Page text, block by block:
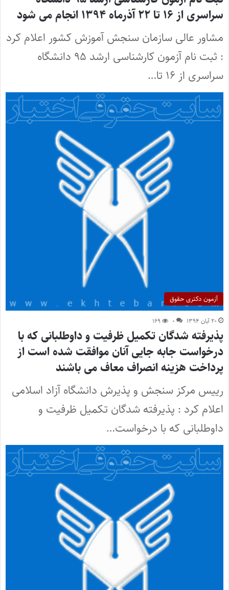
سراسری از ۱۶ تا ۲۲ آذرماه ۱۳۹۴ انجام می شود
مشاور عالی سازمان سنجش آموزش کشور اعلام کرد
: ثبت نام آزمون کارشناسی ارشد ۹۵ دانشگاه
سراسری از ۱۶ تا…
آزمون دکتری حقوق
۲۰ آبان ۱۳۹۴ ۰ ۱۶۹
پذیرفته شدگان تکمیل ظرفیت و داوطلبانی که با
درخواست جابه جایی آنان موافقت شده است از
پرداخت هزینه انصراف معاف می باشند
رییس مرکز سنجش و پذیرش دانشگاه آزاد اسلامی
اعلام کرد : پذیرفته شدگان تکمیل ظرفیت و
داوطلبانی که با درخواست…